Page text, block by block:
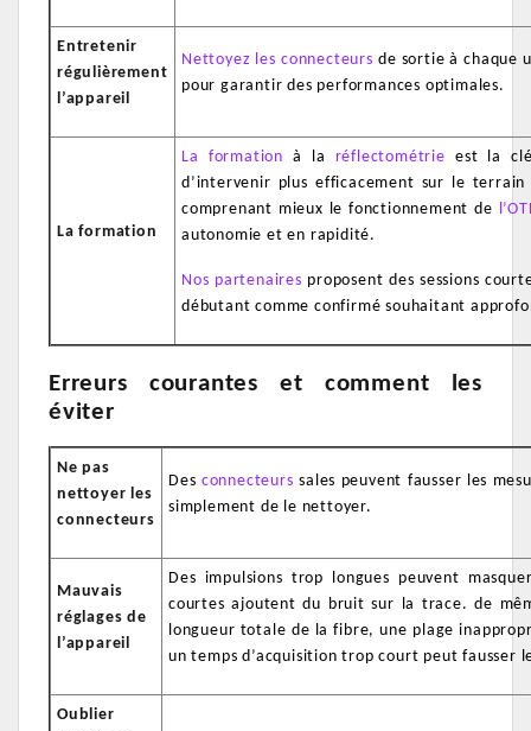
Entretenir
régulièrement
l’appareil
Nettoyez les connecteurs de sortie à chaque
pour garantir des performances optimales.
La formation
La formation à la réflectométrie est la
d’intervenir plus efficacement sur le
comprenant mieux le fonctionnement de
autonomie et en rapidité.
Nos partenaires proposent des sessions
débutant comme confirmé souhaitant
Erreurs courantes et comment les
éviter
Ne pas
nettoyer les
connecteurs
Des connecteurs sales peuvent fausser les
simplement de le nettoyer.
Mauvais
réglages de
l’appareil
Des impulsions trop longues peuvent
courtes ajoutent du bruit sur la trace. de
longueur totale de la fibre, une plage
un temps d’acquisition trop court peut fausser
Oublier